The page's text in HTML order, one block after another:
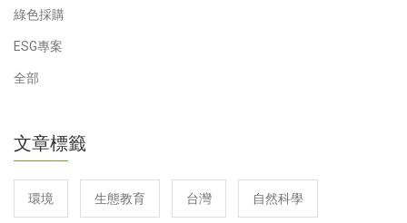
綠色採購
ESG專案
全部
文章標籤
環境 生態教育 台灣 自然科學